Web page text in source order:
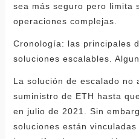
sea más seguro pero limita
operaciones complejas.
Cronología: las principales
soluciones escalables.
La solución de escalado no
suministro de ETH hasta
en julio de 2021. Sin
soluciones están